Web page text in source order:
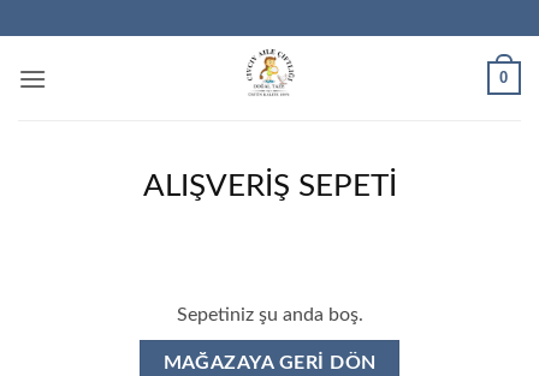
0
ALIŞVERIŞ SEPETI
Sepetiniz şu anda boş.
MAĞAZAYA GERI DÖN